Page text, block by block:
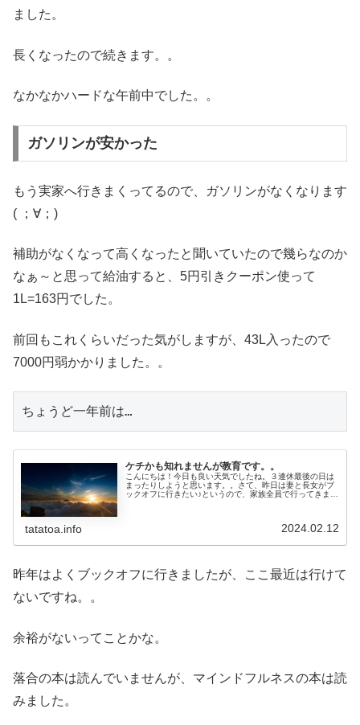
ました。
長くなったので続きます。。
なかなかハードな午前中でした。。
ガソリンが安かった
もう実家へ行きまくってるので、ガソリンがなくなります
( ；∀；)
補助がなくなって高くなったと聞いていたので幾らなのか
なぁ～と思って給油すると、5円引きクーポン使って
1L=163円でした。
前回もこれくらいだった気がしますが、43L入ったので
7000円弱かかりました。。
ちょうど一年前は…
ケチかも知れませんが教育です。。
こんにちは！今日も良い天気でしたね。３連休最後の日は
まったりしようと思います。。さて、昨日は妻と長女がブ
ックオフに行きたい♪というので、家族全員で行ってきまし
tatatoa.info 2024.02.12
昨年はよくブックオフに行きましたが、ここ最近は行けて
ないですね。。
余裕がないってことかな。
落合の本は読んでいませんが、マインドフルネスの本は読
みました。